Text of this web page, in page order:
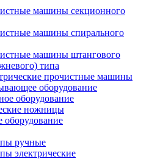
машины секционного
машины спирального
машины штангового
типа
прочистные машины
оборудование
оборудование
ножницы
оборудование
ручные
электрические